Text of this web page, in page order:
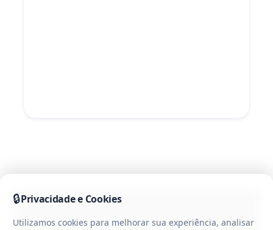
🔒Privacidade e Cookies
Utilizamos cookies para melhorar sua experiência, analisar